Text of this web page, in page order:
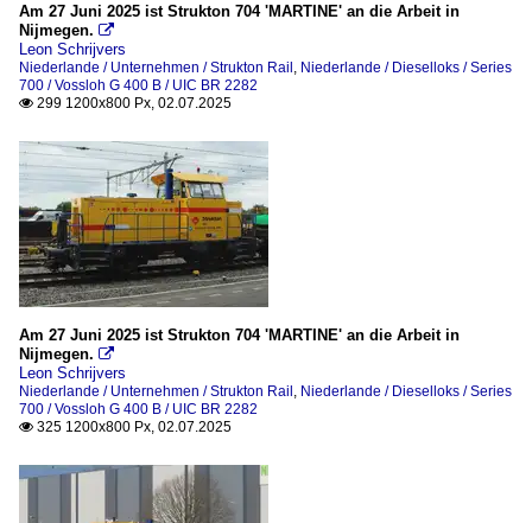
Am 27 Juni 2025 ist Strukton 704 'MARTINE' an die Arbeit in
Nijmegen. 
Leon Schrijvers
Niederlande / Unternehmen / Strukton Rail, Niederlande / Dieselloks / Series
700 / Vossloh G 400 B / UIC BR 2282
 299 1200x800 Px, 02.07.2025
Am 27 Juni 2025 ist Strukton 704 'MARTINE' an die Arbeit in
Nijmegen. 
Leon Schrijvers
Niederlande / Unternehmen / Strukton Rail, Niederlande / Dieselloks / Series
700 / Vossloh G 400 B / UIC BR 2282
 325 1200x800 Px, 02.07.2025